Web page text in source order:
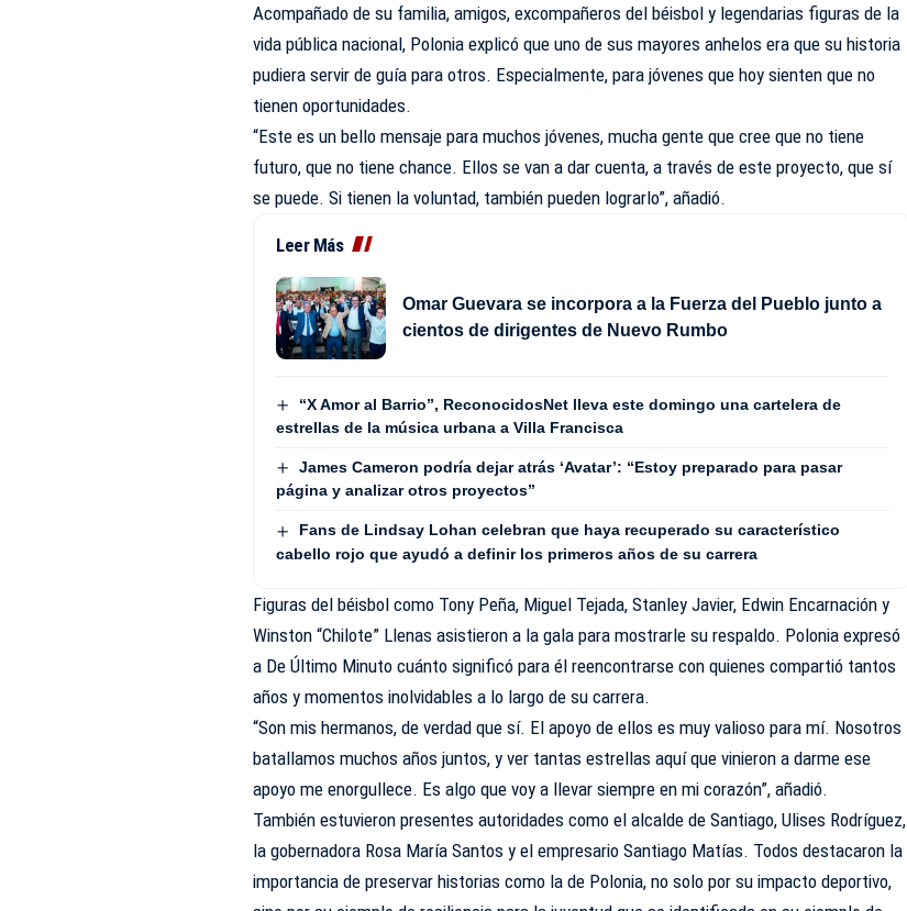
Acompañado de su familia, amigos, excompañeros del béisbol y legendarias figuras de la
vida pública nacional, Polonia explicó que uno de sus mayores anhelos era que su historia
pudiera servir de guía para otros. Especialmente, para jóvenes que hoy sienten que no
tienen oportunidades.
“Este es un bello mensaje para muchos jóvenes, mucha gente que cree que no tiene
futuro, que no tiene chance. Ellos se van a dar cuenta, a través de este proyecto, que sí
se puede. Si tienen la voluntad, también pueden lograrlo”, añadió.
Leer Más
Omar Guevara se incorpora a la Fuerza del Pueblo junto a
cientos de dirigentes de Nuevo Rumbo
“X Amor al Barrio”, ReconocidosNet lleva este domingo una cartelera de
estrellas de la música urbana a Villa Francisca
James Cameron podría dejar atrás ‘Avatar’: “Estoy preparado para pasar
página y analizar otros proyectos”
Fans de Lindsay Lohan celebran que haya recuperado su característico
cabello rojo que ayudó a definir los primeros años de su carrera
Figuras del béisbol como Tony Peña, Miguel Tejada, Stanley Javier, Edwin Encarnación y
Winston “Chilote” Llenas asistieron a la gala para mostrarle su respaldo. Polonia expresó
a De Último Minuto cuánto significó para él reencontrarse con quienes compartió tantos
años y momentos inolvidables a lo largo de su carrera.
“Son mis hermanos, de verdad que sí. El apoyo de ellos es muy valioso para mí. Nosotros
batallamos muchos años juntos, y ver tantas estrellas aquí que vinieron a darme ese
apoyo me enorgullece. Es algo que voy a llevar siempre en mi corazón”, añadió.
También estuvieron presentes autoridades como el alcalde de Santiago, Ulises Rodríguez,
la gobernadora Rosa María Santos y el empresario Santiago Matías. Todos destacaron la
importancia de preservar historias como la de Polonia, no solo por su impacto deportivo,